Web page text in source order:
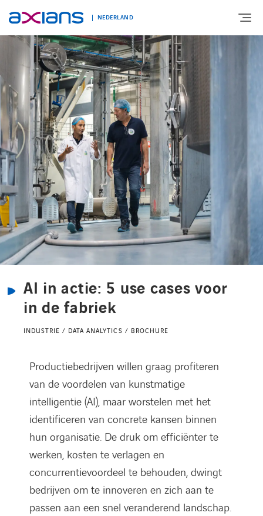
NEDERLAND
OVER AXIANS
EXPERTISE
MARKTSEGMENT
NIEUWS & INSPIRATIE
Nieuws
Kennisbank
Referenties
Contact
Werken bij Axians
AI in actie: 5 use cases voor
in de fabriek
INDUSTRIE / DATA ANALYTICS / BROCHURE
Productiebedrijven willen graag profiteren
van de voordelen van kunstmatige
intelligentie (AI), maar worstelen met het
identificeren van concrete kansen binnen
hun organisatie. De druk om efficiënter te
werken, kosten te verlagen en
concurrentievoordeel te behouden, dwingt
bedrijven om te innoveren en zich aan te
passen aan een snel veranderend landschap.